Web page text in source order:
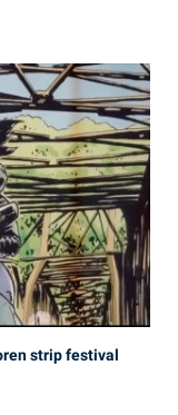
strip festival